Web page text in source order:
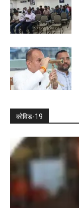
कोविड-19